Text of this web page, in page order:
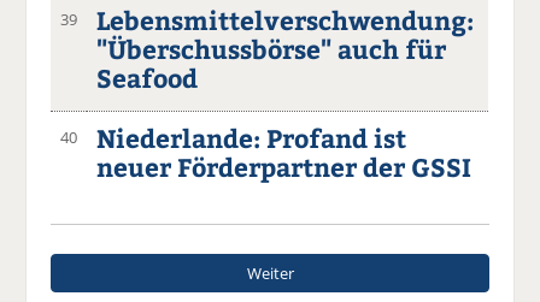
39
Lebensmittelverschwendung:
"Überschussbörse" auch für
Seafood
40
Niederlande: Profand ist
neuer Förderpartner der GSSI
Weiter